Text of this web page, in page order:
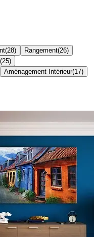
(28) Rangement(26)
(25)
Aménagement Intérieur(17)